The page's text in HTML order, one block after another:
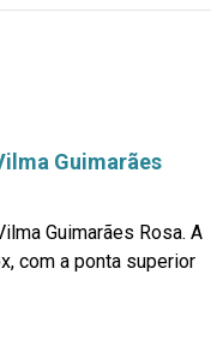
Guimarães
Guimarães Rosa. A
com a ponta superior